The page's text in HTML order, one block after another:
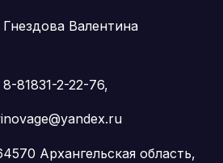
Валентина
81831-2-22-76,
Архангельская область,